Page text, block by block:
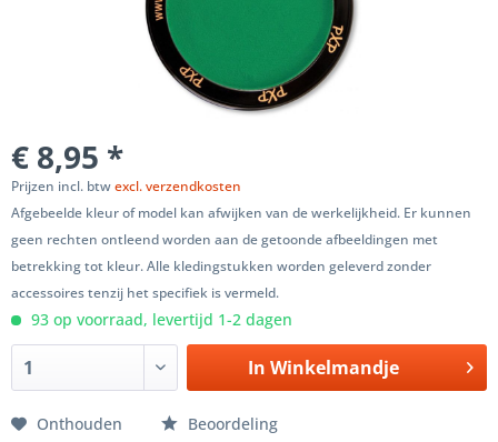
€ 8,95 *
Prijzen incl. btwexcl. verzendkosten
Afgebeelde kleur of model kan afwijken van de werkelijkheid. Er kunnen
geen rechten ontleend worden aan de getoonde afbeeldingen met
betrekking tot kleur. Alle kledingstukken worden geleverd zonder
accessoires tenzij het specifiek is vermeld.
93 op voorraad, levertijd 1-2 dagen
In Winkelmandje
Onthouden Beoordeling